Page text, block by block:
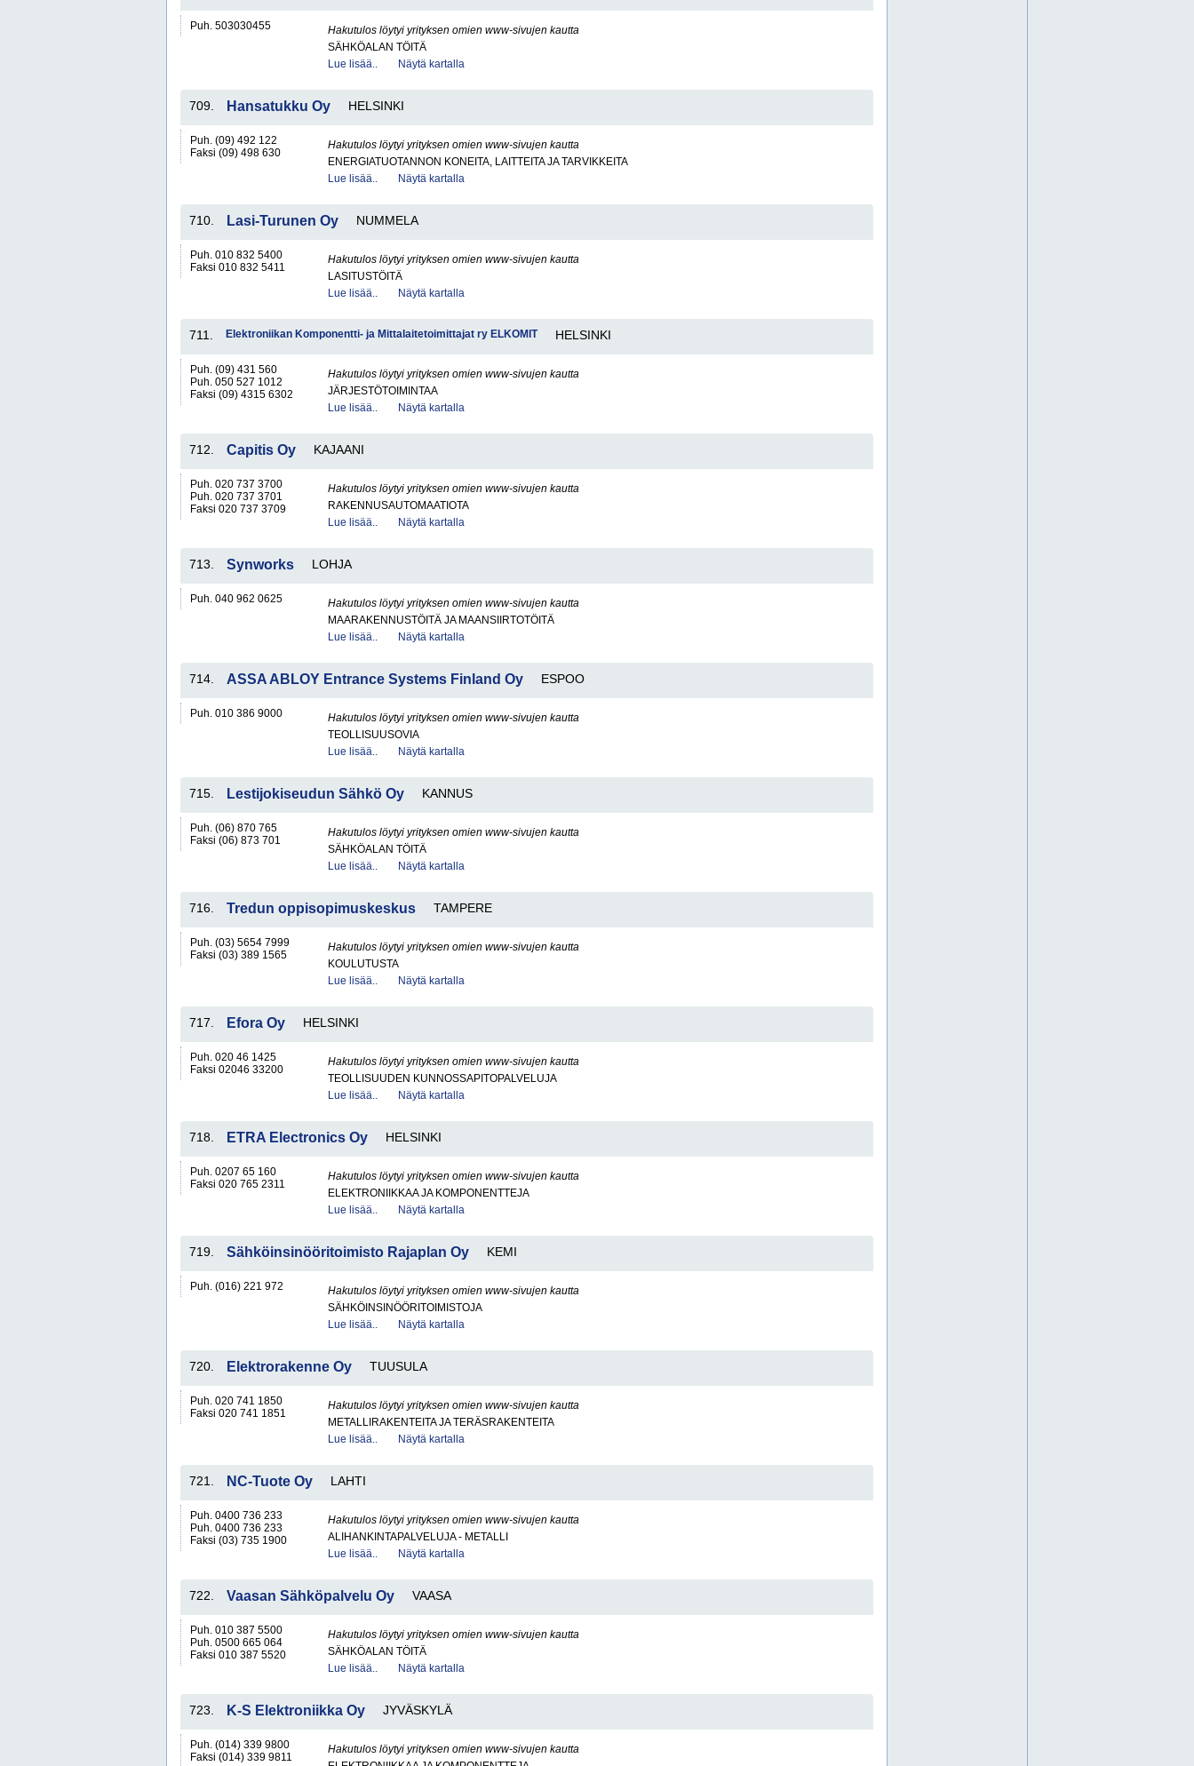
Puh. 503030455
Hakutulos löytyi yrityksen omien www-sivujen kautta
SÄHKÖALAN TÖITÄ
Lue lisää..
Näytä kartalla
709. Hansatukku Oy HELSINKI
Puh. (09) 492 122
Faksi (09) 498 630
Hakutulos löytyi yrityksen omien www-sivujen kautta
ENERGIATUOTANNON KONEITA, LAITTEITA JA TARVIKKEITA
Lue lisää..
Näytä kartalla
710. Lasi-Turunen Oy NUMMELA
Puh. 010 832 5400
Faksi 010 832 5411
Hakutulos löytyi yrityksen omien www-sivujen kautta
LASITUSTÖITÄ
Lue lisää..
Näytä kartalla
711. Elektroniikan Komponentti- ja Mittalaitetoimittajat ry ELKOMIT HELSINKI
Puh. (09) 431 560
Puh. 050 527 1012
Faksi (09) 4315 6302
Hakutulos löytyi yrityksen omien www-sivujen kautta
JÄRJESTÖTOIMINTAA
Lue lisää..
Näytä kartalla
712. Capitis Oy KAJAANI
Puh. 020 737 3700
Puh. 020 737 3701
Faksi 020 737 3709
Hakutulos löytyi yrityksen omien www-sivujen kautta
RAKENNUSAUTOMAATIOTA
Lue lisää..
Näytä kartalla
713. Synworks LOHJA
Puh. 040 962 0625
Hakutulos löytyi yrityksen omien www-sivujen kautta
MAARAKENNUSTÖITÄ JA MAANSIIRTOTÖITÄ
Lue lisää..
Näytä kartalla
714. ASSA ABLOY Entrance Systems Finland Oy ESPOO
Puh. 010 386 9000
Hakutulos löytyi yrityksen omien www-sivujen kautta
TEOLLISUUSOVIA
Lue lisää..
Näytä kartalla
715. Lestijokiseudun Sähkö Oy KANNUS
Puh. (06) 870 765
Faksi (06) 873 701
Hakutulos löytyi yrityksen omien www-sivujen kautta
SÄHKÖALAN TÖITÄ
Lue lisää..
Näytä kartalla
716. Tredun oppisopimuskeskus TAMPERE
Puh. (03) 5654 7999
Faksi (03) 389 1565
Hakutulos löytyi yrityksen omien www-sivujen kautta
KOULUTUSTA
Lue lisää..
Näytä kartalla
717. Efora Oy HELSINKI
Puh. 020 46 1425
Faksi 02046 33200
Hakutulos löytyi yrityksen omien www-sivujen kautta
TEOLLISUUDEN KUNNOSSAPITOPALVELUJA
Lue lisää..
Näytä kartalla
718. ETRA Electronics Oy HELSINKI
Puh. 0207 65 160
Faksi 020 765 2311
Hakutulos löytyi yrityksen omien www-sivujen kautta
ELEKTRONIIKKAA JA KOMPONENTTEJA
Lue lisää..
Näytä kartalla
719. Sähköinsinööritoimisto Rajaplan Oy KEMI
Puh. (016) 221 972
Hakutulos löytyi yrityksen omien www-sivujen kautta
SÄHKÖINSINÖÖRITOIMISTOJA
Lue lisää..
Näytä kartalla
720. Elektrorakenne Oy TUUSULA
Puh. 020 741 1850
Faksi 020 741 1851
Hakutulos löytyi yrityksen omien www-sivujen kautta
METALLIRAKENTEITA JA TERÄSRAKENTEITA
Lue lisää..
Näytä kartalla
721. NC-Tuote Oy LAHTI
Puh. 0400 736 233
Puh. 0400 736 233
Faksi (03) 735 1900
Hakutulos löytyi yrityksen omien www-sivujen kautta
ALIHANKINTAPALVELUJA - METALLI
Lue lisää..
Näytä kartalla
722. Vaasan Sähköpalvelu Oy VAASA
Puh. 010 387 5500
Puh. 0500 665 064
Faksi 010 387 5520
Hakutulos löytyi yrityksen omien www-sivujen kautta
SÄHKÖALAN TÖITÄ
Lue lisää..
Näytä kartalla
723. K-S Elektroniikka Oy JYVÄSKYLÄ
Puh. (014) 339 9800
Faksi (014) 339 9811
Hakutulos löytyi yrityksen omien www-sivujen kautta